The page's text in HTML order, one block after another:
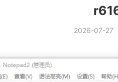
2026-07-27